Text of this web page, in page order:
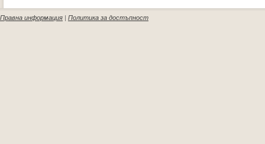
Правна информация | Политика за достъпност